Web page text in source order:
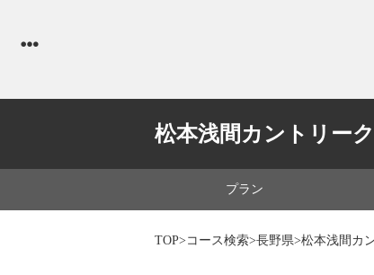
松本浅間カントリー
プラン
TOP> コース検索>長野県>松本浅間カ